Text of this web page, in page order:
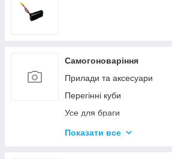
Самогоноваріння
Прилади та аксесуари
Перегінні куби
Усе для браги
Комплектуючі та запчастини
Показати все